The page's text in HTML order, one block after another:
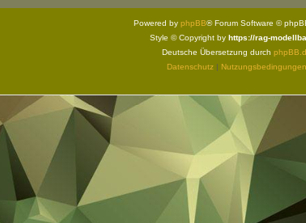
Powered by phpBB® Forum Software ©
Style © Copyright by https://rag-
Deutsche Übersetzung durch
Datenschutz| Nutzungsbedingungen